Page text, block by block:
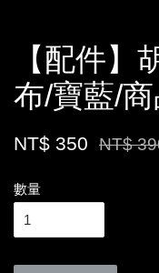
【配件】
布/寶藍/
NT$ 350 NT$
數量